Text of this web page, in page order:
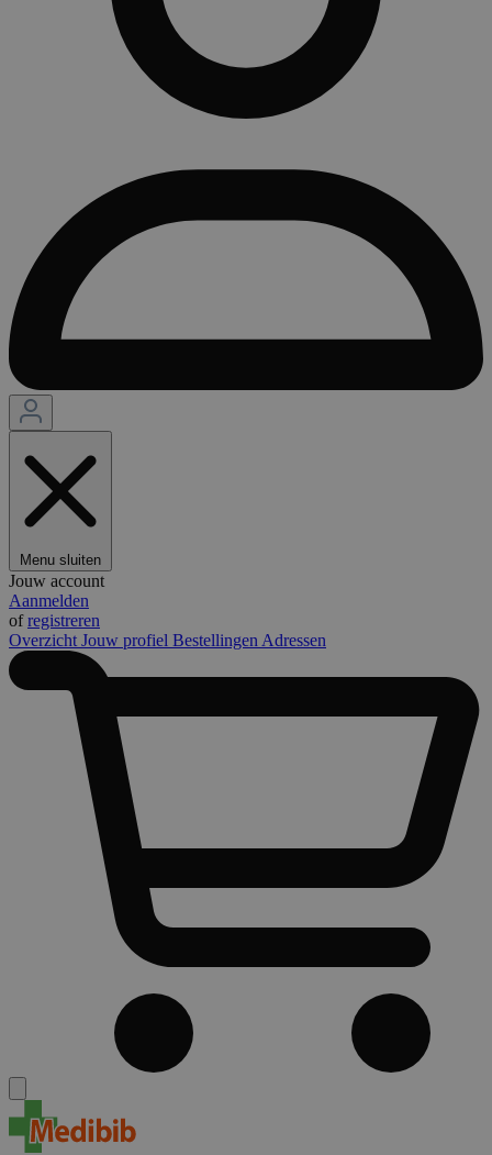
Menu sluiten
Jouw account
Aanmelden
ofregistreren
Overzicht Jouw profiel Bestellingen Adressen